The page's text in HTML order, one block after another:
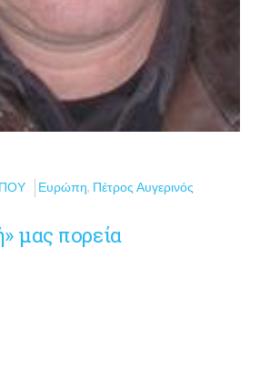
Ευρώπη, Πέτρος Αυγερινός
μας πορεία